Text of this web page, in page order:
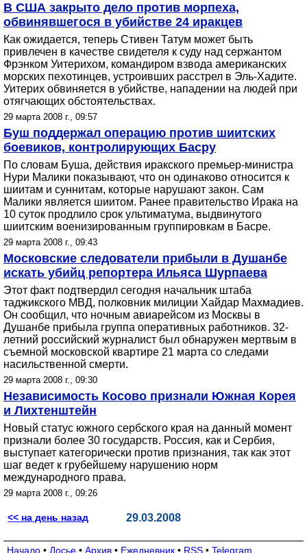
В США закрыто дело против морпеха,
обвинявшегося в убийстве 24 иракцев
Как ожидается, теперь Стивен Татум может быть
привлечен в качестве свидетеля к суду над сержантом
Фрэнком Уитерихом, командиром взвода американских
морских пехотинцев, устроивших расстрел в Эль-Хадите.
Уитерих обвиняется в убийстве, нападении на людей при
отягчающих обстоятельствах.
29 марта 2008 г., 09:57
Буш поддержал операцию против шиитских
боевиков, контролирующих Басру
По словам Буша, действия иракского премьер-министра
Нури Малики показывают, что он одинаково относится к
шиитам и суннитам, которые нарушают закон. Сам
Малики является шиитом. Ранее правительство Ирака на
10 суток продлило срок ультиматума, выдвинутого
шиитским военизированным группировкам в Басре.
29 марта 2008 г., 09:43
Московские следователи прибыли в Душанбе
искать убийц репортера Ильяса Шурпаева
Этот факт подтвердил сегодня начальник штаба
таджикского МВД, полковник милиции Хайдар Махмадиев.
Он сообщил, что ночным авиарейсом из Москвы в
Душанбе прибыла группа оперативных работников. 32-
летний российский журналист был обнаружен мертвым в
съемной московской квартире 21 марта со следами
насильственной смерти.
29 марта 2008 г., 09:30
Независимость Косово признали Южная Корея
и Лихтенштейн
Новый статус южного сербского края на данный момент
признали более 30 государств. Россия, как и Сербия,
выступает категорически против признания, так как этот
шаг ведет к грубейшему нарушению норм
международного права.
29 марта 2008 г., 09:26
<< на день назад 29.03.2008
Начало • Досье • Архив • Ежедневник • RSS • Telegram